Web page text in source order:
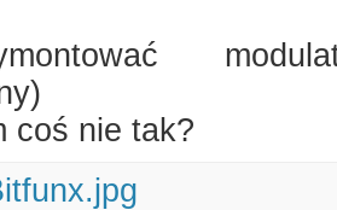
coś nie tak?